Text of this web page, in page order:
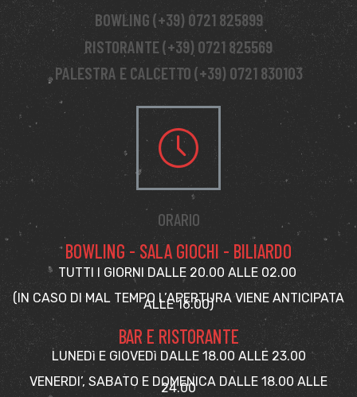
BOWLING (+39) 0721 825899
RISTORANTE (+39) 0721 825569
PALESTRA E CALCETTO (+39) 0721 830103
ORARIO
BOWLING - SALA GIOCHI - BILIARDO
TUTTI I GIORNI DALLE 20.00 ALLE 02.00
(IN CASO DI MAL TEMPO L’APERTURA VIENE ANTICIPATA
ALLE 16.00)
BAR E RISTORANTE
LUNEDì E GIOVEDì DALLE 18.00 ALLE 23.00
VENERDI’, SABATO E DOMENICA DALLE 18.00 ALLE
24.00